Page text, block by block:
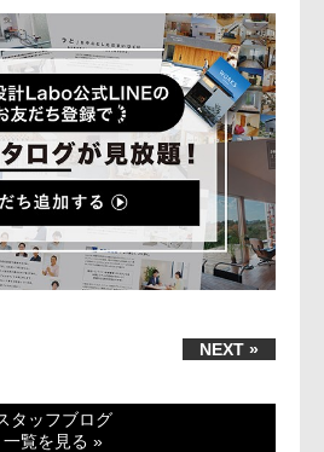
NEXT »
タッフブログ
一覧を見る »